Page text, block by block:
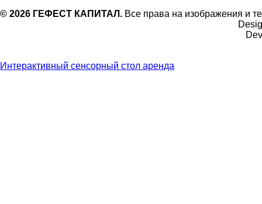
© 2026 ГЕФЕСТ КАПИТАЛ. Все права на изображения и
Интерактивный сенсорный стол аренда